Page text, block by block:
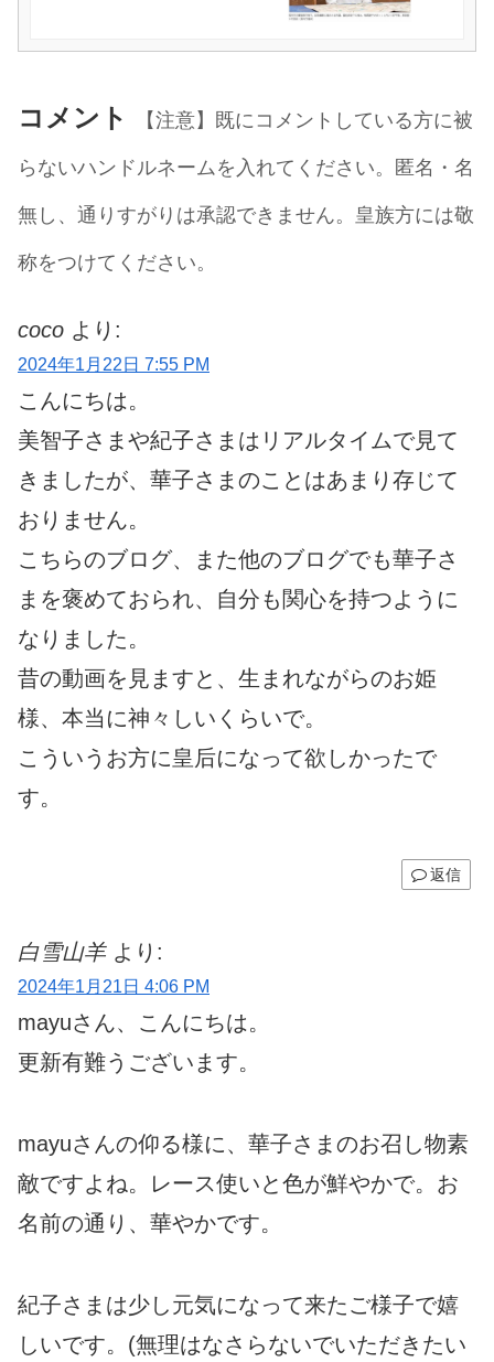
コメント
【注意】既にコメントしている方に被
らないハンドルネームを入れてください。匿名・名
無し、通りすがりは承認できません。皇族方には敬
称をつけてください。
coco より:
2024年1月22日 7:55 PM
こんにちは。
美智子さまや紀子さまはリアルタイムで見て
きましたが、華子さまのことはあまり存じて
おりません。
こちらのブログ、また他のブログでも華子さ
まを褒めておられ、自分も関心を持つように
なりました。
昔の動画を見ますと、生まれながらのお姫
様、本当に神々しいくらいで。
こういうお方に皇后になって欲しかったで
す。
返信
白雪山羊 より:
2024年1月21日 4:06 PM
mayuさん、こんにちは。
更新有難うございます。
mayuさんの仰る様に、華子さまのお召し物素
敵ですよね。レース使いと色が鮮やかで。お
名前の通り、華やかです。
紀子さまは少し元気になって来たご様子で嬉
しいです。(無理はなさらないでいただきたい